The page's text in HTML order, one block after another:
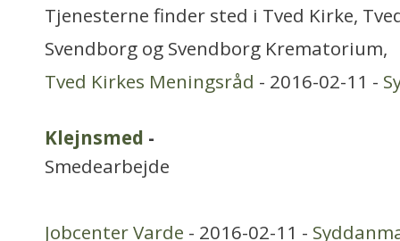
Tjenesterne finder sted i Tved Kirke,
Svendborg og Svendborg Krematorium,
Tved Kirkes Meningsråd - 2016-02-11 -
Klejnsmed -
Smedearbejde
Jobcenter Varde - 2016-02-11 -